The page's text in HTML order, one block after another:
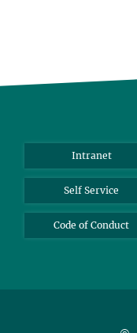
Intranet
Self Service
Code of Conduct